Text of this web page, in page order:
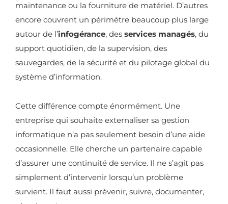
maintenance ou la fourniture de matériel. D’autres
encore couvrent un périmètre beaucoup plus large
autour de l’infogérance, des services managés, du
support quotidien, de la supervision, des
sauvegardes, de la sécurité et du pilotage global du
système d’information.
Cette différence compte énormément. Une
entreprise qui souhaite externaliser sa gestion
informatique n’a pas seulement besoin d’une aide
occasionnelle. Elle cherche un partenaire capable
d’assurer une continuité de service. Il ne s’agit pas
simplement d’intervenir lorsqu’un problème
survient. Il faut aussi prévenir, suivre, documenter,